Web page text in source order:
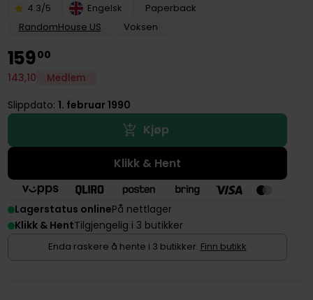
4.3/5 Engelsk
Paperback
RandomHouse US
Voksen
15900
143,10 Medlem
Slippdato: 1. februar 1990
Kjøp
Klikk & Hent
Lagerstatus onlinePå nettlager
Klikk & HentTilgjengelig i 3 butikker
Enda raskere å hente i 3 butikker. Finn butikk